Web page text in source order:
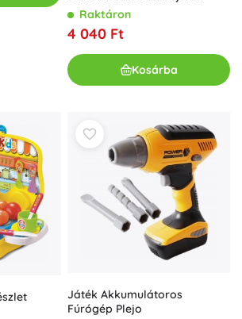
Raktáron
4 040 Ft
Kosárba
Játék Akkumulátoros
Fúrógép Plejo